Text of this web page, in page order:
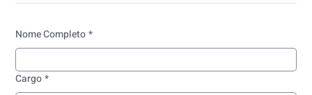
Nome Completo *
Cargo *